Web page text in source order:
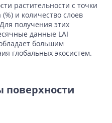
растительности с точки
и количество слоев
получения этих
данные LAI
большим
глобальных экосистем.
поверхности